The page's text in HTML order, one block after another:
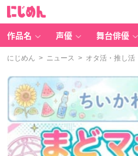
作品名 声優 舞台俳優
にじめん > ニュース > オタ活・推し活